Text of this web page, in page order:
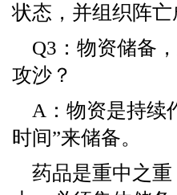
状态，并组织阵亡
Q3：物资储备
攻沙？
A：物资是持续
时间”来储备。
药品是重中之